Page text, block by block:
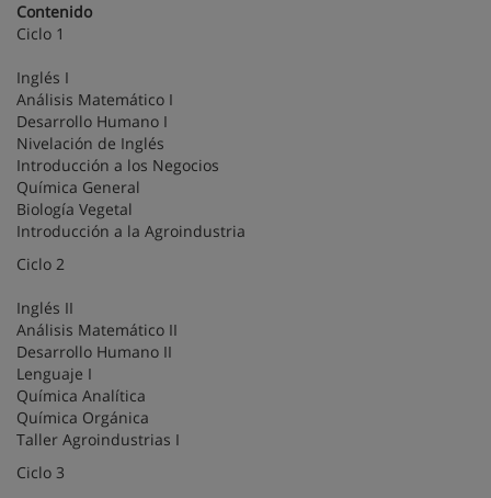
Contenido
Ciclo 1
Inglés I
Análisis Matemático I
Desarrollo Humano I
Nivelación de Inglés
Introducción a los Negocios
Química General
Biología Vegetal
Introducción a la Agroindustria
Ciclo 2
Inglés II
Análisis Matemático II
Desarrollo Humano II
Lenguaje I
Química Analítica
Química Orgánica
Taller Agroindustrias I
Ciclo 3